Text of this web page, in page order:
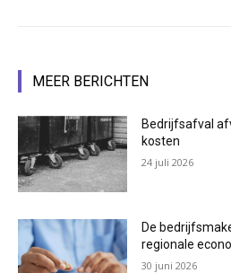
MEER BERICHTEN
Bedrijfsafval
kosten
24 juli 2026
De
regionale
30 juni 2026